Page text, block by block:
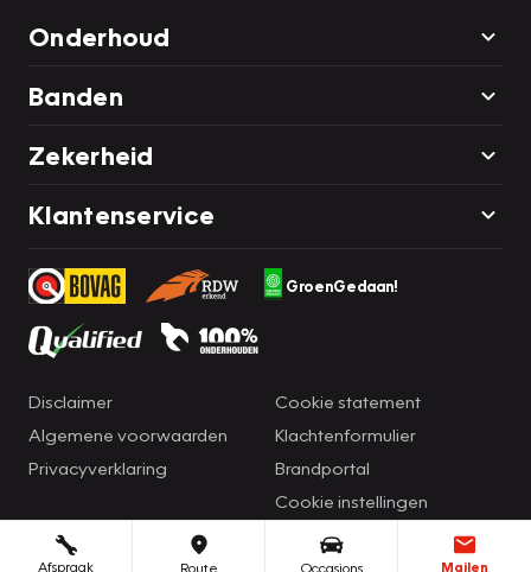
Afspraak Route Occasions Mailen
Onderhoud
Banden
Zekerheid
Klantenservice
GroenGedaan!
Disclaimer
Algemene voorwaarden
Privacyverklaring
Cookie statement
Klachtenformulier
Brandportal
Cookie instellingen